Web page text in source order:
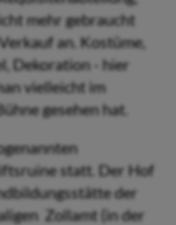
mehr gebraucht
an. Kostüme,
Dekoration - hier
vielleicht im
gesehen hat.
statt. Der Hof
der
Zollamt (in der